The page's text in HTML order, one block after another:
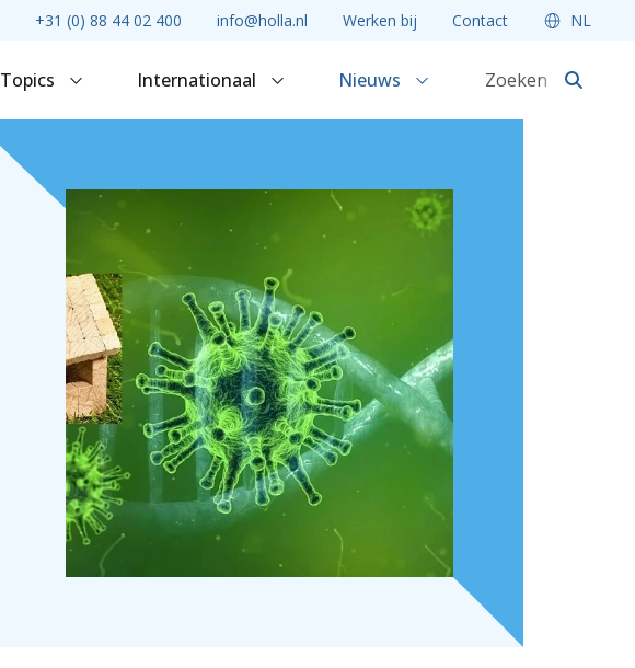
+31 (0) 88 44 02 400 info@holla.nl Werken bij Contact NL
Topics Internationaal Nieuws